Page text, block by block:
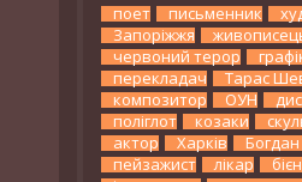
поет письменник
Запоріжжя
червоний терор
перекладач
Тарас
композитор
ОУН
поліглот
козаки
актор
Харків
пейзажист
лікар